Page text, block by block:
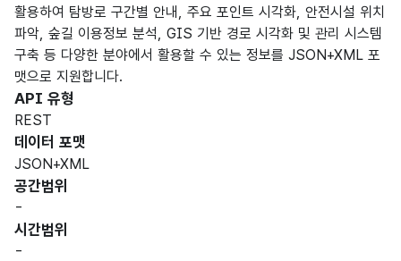
활용하여 탐방로 구간별 안내, 주요 포인트 시각화, 안전시설 위치
파악, 숲길 이용정보 분석, GIS 기반 경로 시각화 및 관리 시스템
구축 등 다양한 분야에서 활용할 수 있는 정보를 JSON+XML 포
맷으로 지원합니다.
API 유형
REST
데이터 포맷
JSON+XML
공간범위
-
시간범위
-